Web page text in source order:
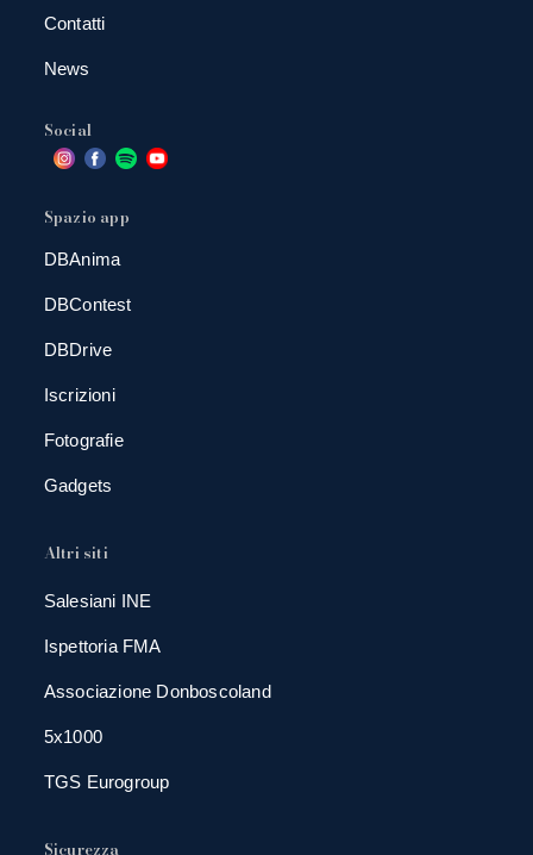
Contatti
News
Social
Spazio app
DBAnima
DBContest
DBDrive
Iscrizioni
Fotografie
Gadgets
Altri siti
Salesiani INE
Ispettoria FMA
Associazione Donboscoland
5x1000
TGS Eurogroup
Sicurezza